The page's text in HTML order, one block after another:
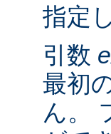
指定
引数
最初
ん。